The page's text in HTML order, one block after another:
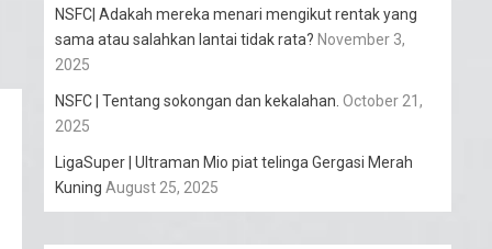
NSFC| Adakah mereka menari mengikut rentak yang
sama atau salahkan lantai tidak rata? November 3,
2025
NSFC | Tentang sokongan dan kekalahan. October 21,
2025
LigaSuper | Ultraman Mio piat telinga Gergasi Merah
Kuning August 25, 2025